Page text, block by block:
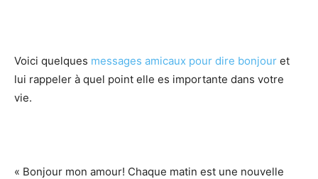
Voici quelques messages amicaux pour dire bonjour et
lui rappeler à quel point elle es importante dans votre
vie.
« Bonjour mon amour! Chaque matin est une nouvelle